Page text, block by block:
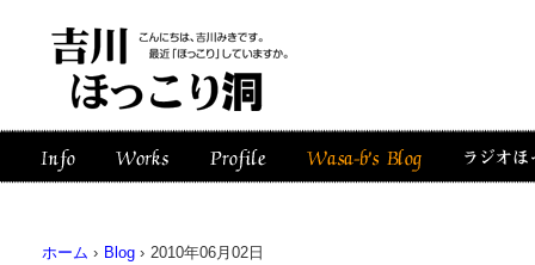
ホーム › Blog › 2010年06月02日